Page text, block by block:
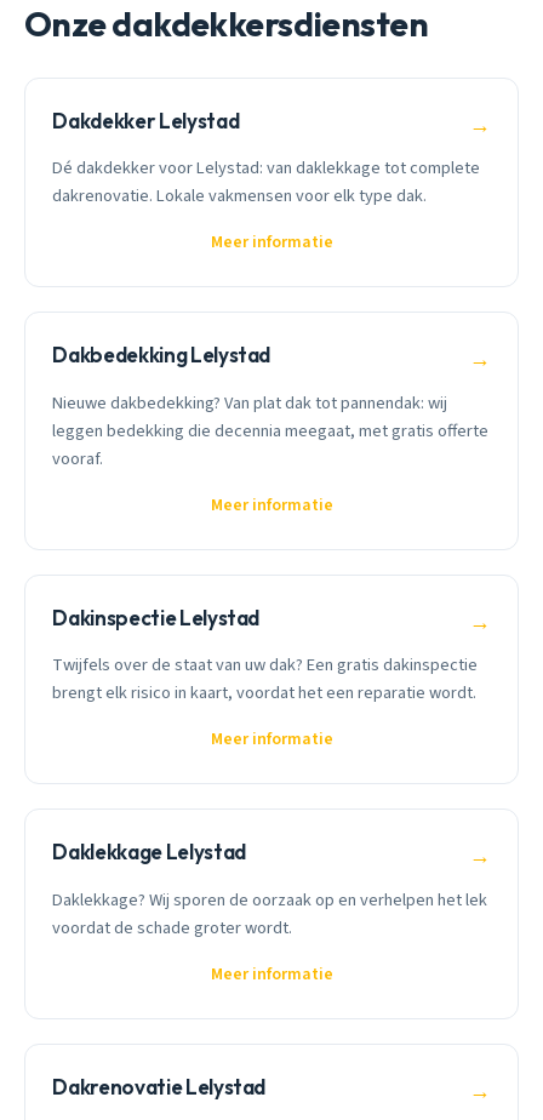
Onze dakdekkersdiensten
Dakdekker Lelystad →
Dé dakdekker voor Lelystad: van daklekkage tot complete
dakrenovatie. Lokale vakmensen voor elk type dak.
Meer informatie
Dakbedekking Lelystad →
Nieuwe dakbedekking? Van plat dak tot pannendak: wij
leggen bedekking die decennia meegaat, met gratis offerte
vooraf.
Meer informatie
Dakinspectie Lelystad →
Twijfels over de staat van uw dak? Een gratis dakinspectie
brengt elk risico in kaart, voordat het een reparatie wordt.
Meer informatie
Daklekkage Lelystad →
Daklekkage? Wij sporen de oorzaak op en verhelpen het lek
voordat de schade groter wordt.
Meer informatie
Dakrenovatie Lelystad →